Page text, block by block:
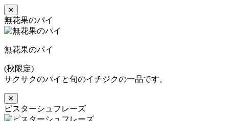
✕
無花果のパイ
無花果のパイ
(秋限定)
サクサクのパイと旬のイチジクの一品です。
✕
ピスターシュフレーズ